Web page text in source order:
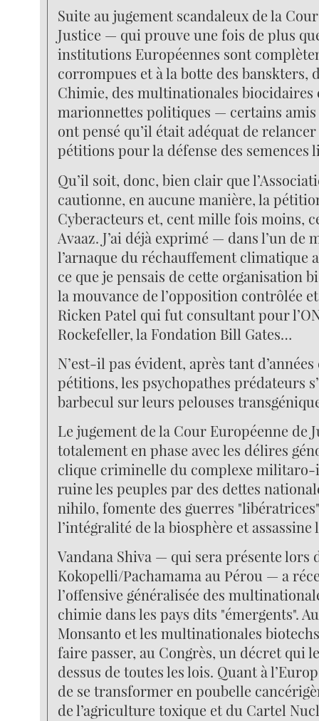
Suite au jugement scandaleux de la
Justice — qui prouve une fois de plus
institutions Européennes sont
corrompues et à la botte des banskters,
Chimie, des multinationales biocidaires
marionnettes politiques — certains
ont pensé qu’il était adéquat de
pétitions pour la défense des semences
Qu’il soit, donc, bien clair que
cautionne, en aucune manière, la
Cyberacteurs et, cent mille fois moins,
Avaaz. J’ai déjà exprimé — dans l’un de
l’arnaque du réchauffement climatique
ce que je pensais de cette organisation
la mouvance de l’opposition contrôlée
Ricken Patel qui fut consultant pour
Rockefeller, la Fondation Bill Gates…
N’est-il pas évident, après tant
pétitions, les psychopathes prédateurs
barbecul sur leurs pelouses
Le jugement de la Cour Européenne de
totalement en phase avec les délires
clique criminelle du complexe
ruine les peuples par des dettes
nihilo, fomente des guerres
l’intégralité de la biosphère et assassine
Vandana Shiva — qui sera présente lors
Kokopelli/Pachamama au Pérou — a
l’offensive généralisée des
chimie dans les pays dits "émergents".
Monsanto et les multinationales
faire passer, au Congrès, un décret qui
dessus de toutes les lois. Quant à
de se transformer en poubelle
de l’agriculture toxique et du Cartel